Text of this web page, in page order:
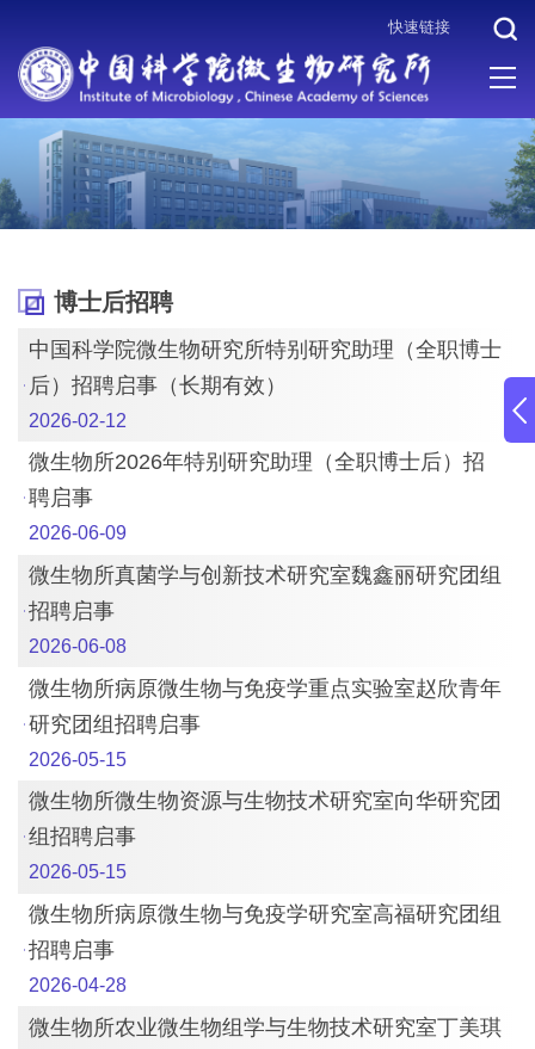
快速链接
博士后招聘
中国科学院微生物研究所特别研究助理（全职博士
后）招聘启事（长期有效）
2026-02-12
微生物所2026年特别研究助理（全职博士后）招
聘启事
2026-06-09
微生物所真菌学与创新技术研究室魏鑫丽研究团组
招聘启事
2026-06-08
微生物所病原微生物与免疫学重点实验室赵欣青年
研究团组招聘启事
2026-05-15
微生物所微生物资源与生物技术研究室向华研究团
组招聘启事
2026-05-15
微生物所病原微生物与免疫学研究室高福研究团组
招聘启事
2026-04-28
微生物所农业微生物组学与生物技术研究室丁美琪